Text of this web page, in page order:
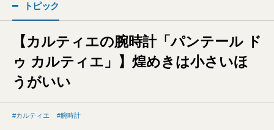
トピック
【カルティエの腕時計「パンテール ド
ゥ カルティエ」】煌めきは小さいほ
うがいい
カルティエ 腕時計